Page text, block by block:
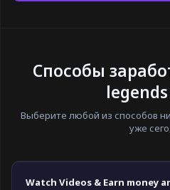
Способы
Выберите любой из способов
уже
Watch Videos & Earn money